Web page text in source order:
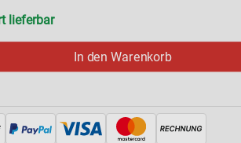
lieferbar
In den Warenkorb